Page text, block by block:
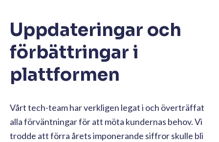
Uppdateringar och
förbättringar i
plattformen
Vårt tech-team har verkligen legat i och överträffat
alla förväntningar för att möta kundernas behov. Vi
trodde att förra årets imponerande siffror skulle bli